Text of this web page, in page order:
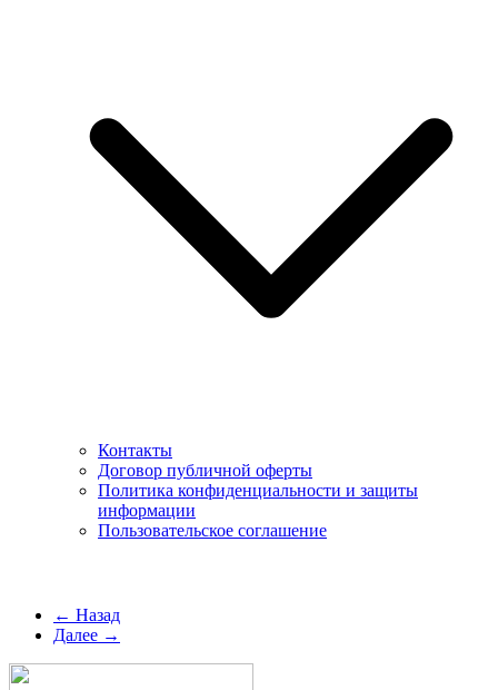
Контакты
Договор публичной оферты
Политика конфиденциальности и защиты
информации
Пользовательское соглашение
← Назад
Далее →